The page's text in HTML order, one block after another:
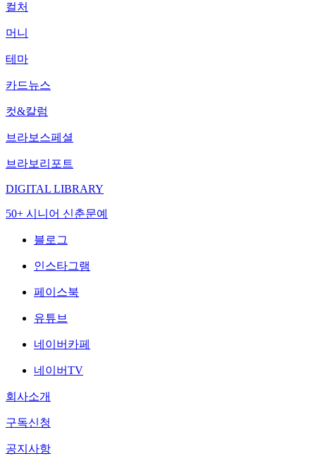
컬처
머니
테마
카드뉴스
컷&칼럼
브라보스페셜
브라보리포트
DIGITAL LIBRARY
50+ 시니어 신춘문예
블로그
인스타그램
페이스북
유튜브
네이버카페
네이버TV
회사소개
구독신청
공지사항